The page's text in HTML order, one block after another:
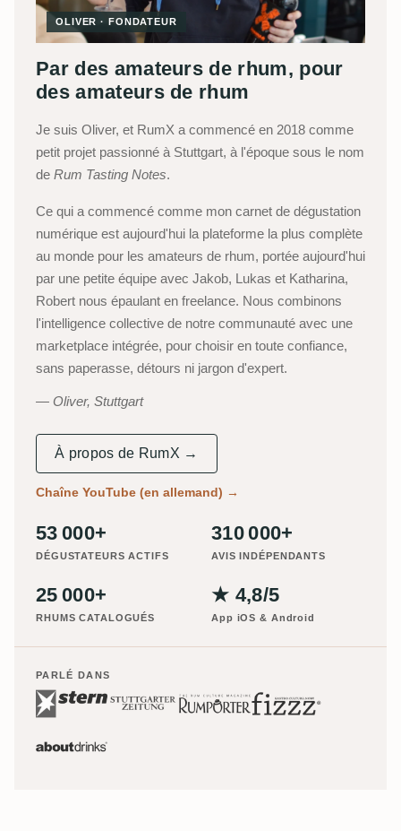
OLIVER · FONDATEUR
Par des amateurs de rhum, pour
des amateurs de rhum
Je suis Oliver, et RumX a commencé en 2018 comme
petit projet passionné à Stuttgart, à l'époque sous le nom
de Rum Tasting Notes.
Ce qui a commencé comme mon carnet de dégustation
numérique est aujourd'hui la plateforme la plus complète
au monde pour les amateurs de rhum, portée aujourd'hui
par une petite équipe avec Jakob, Lukas et Katharina,
Robert nous épaulant en freelance. Nous combinons
l'intelligence collective de notre communauté avec une
marketplace intégrée, pour choisir en toute confiance,
sans paperasse, détours ni jargon d'expert.
Oliver, Stuttgart
À propos de RumX →
Chaîne YouTube (en allemand) →
53 000+
DÉGUSTATEURS ACTIFS
310 000+
AVIS INDÉPENDANTS
25 000+
RHUMS CATALOGUÉS
★ 4,8/5
App iOS & Android
PARLÉ DANS